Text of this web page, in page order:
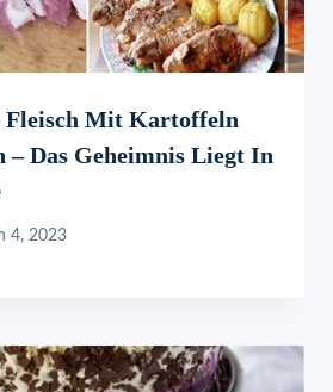
Fleisch Mit Kartoffeln
– Das Geheimnis Liegt In
4, 2023